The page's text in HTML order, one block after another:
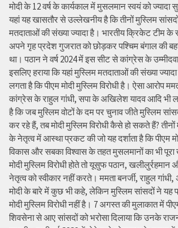
मोदी के 12 वर्ष के कार्यकाल में मुसलमान स्वयं को ज्यादा
यहां यह खासतौर से उल्लेखनीय है कि तीनों मुस्लिम
मतदाताओं की संख्या ज्यादा है। भारतीय क्रिकेट टीम
अपने गृह प्रदेश गुजरात को छोड़कर पश्चिम बंगाल की
था। पठान ने वर्ष 2024 में इस सीट से कांग्रेस के
इसलिए हराया कि यहां मुस्लिम मतदाताओं की संख्या
लगता है कि पीएम मोदी मुस्लिम विरोधी है। ऐसा आरोप
कांग्रेस के राहुल गांधी, सपा के अखिलेश यादव आदि भी
है कि जब मुस्लिम वोटों के दम पर चुनाव जीते मुस्लिम
कर रहे हैं, तब मोदी मुस्लिम विरोधी कैसे हो सकते हैं? तीनों
के नेतृत्व में आस्था प्रकट की जो यह दर्शाता है कि पीएम
विकास और सबका विश्वास के तहत मुसलमानों का भी
मोदी मुस्लिम विरोधी होते तो यूसुफ पठान, खलीलुर्रहमान
नेतृत्व को स्वीकार नहीं करते। ममता बनर्जी, राहुल
मोदी के बारे में कुछ भी कहे, लेकिन मुस्लिम सांसदों ने यह
मोदी मुस्लिम विरोधी नहीं है। 7 अगस्त की मुलाकात में
शिवसेना से आए सांसदों को भरोसा दिलाया कि उनके